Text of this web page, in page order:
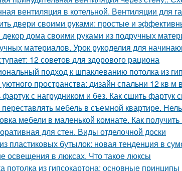
вентиляция в котельной. Вентиляции для
двери своими руками: простые и
дома своими руками из подручных
материалов. Урок рукоделия для
12 советов для здорового рациона
подход к шпаклеванию потолка из
пространства: дизайн спальни 12 кв м
фартук с нагрудником и без. Как сшить
мебель в съемной квартире.
мебели в маленькой комнате. Как
для стен. Виды отделочной доски
пластиковых бутылок: новая тенденция в
освещения в люксах. Что такое люксы
потолка из гипсокартона: основные